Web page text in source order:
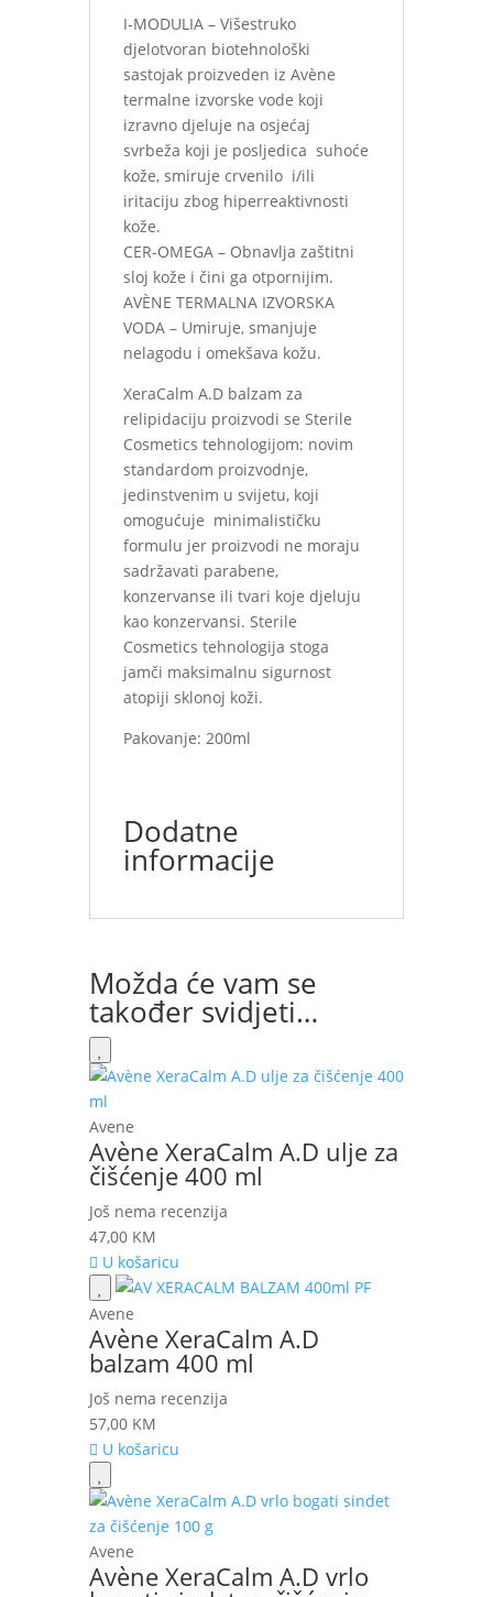
I-MODULIA – Višestruko
djelotvoran biotehnološki
sastojak proizveden iz Avène
termalne izvorske vode koji
izravno djeluje na osjećaj
svrbeža koji je posljedica suhoće
kože, smiruje crvenilo i/ili
iritaciju zbog hiperreaktivnosti
kože.
CER-OMEGA – Obnavlja zaštitni
sloj kože i čini ga otpornijim.
AVÈNE TERMALNA IZVORSKA
VODA – Umiruje, smanjuje
nelagodu i omekšava kožu.
XeraCalm A.D balzam za
relipidaciju proizvodi se Sterile
Cosmetics tehnologijom: novim
standardom proizvodnje,
jedinstvenim u svijetu, koji
omogućuje minimalističku
formulu jer proizvodi ne moraju
sadržavati parabene,
konzervanse ili tvari koje djeluju
kao konzervansi. Sterile
Cosmetics tehnologija stoga
jamči maksimalnu sigurnost
atopiji sklonoj koži.
Pakovanje: 200ml
Dodatne
informacije
Možda će vam se
također svidjeti…
Avene
Avène XeraCalm A.D ulje za
čišćenje 400 ml
Još nema recenzija
47,00 KM
U košaricu
Avene
Avène XeraCalm A.D
balzam 400 ml
Još nema recenzija
57,00 KM
U košaricu
Avene
Avène XeraCalm A.D vrlo